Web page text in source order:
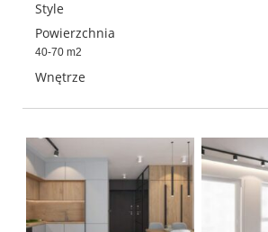
Style
Powierzchnia
40-70 m2
Wnętrze